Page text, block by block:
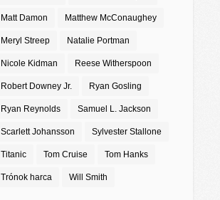
Matt Damon Matthew McConaughey
Meryl Streep Natalie Portman
Nicole Kidman Reese Witherspoon
Robert Downey Jr. Ryan Gosling
Ryan Reynolds Samuel L. Jackson
Scarlett Johansson Sylvester Stallone
Titanic Tom Cruise Tom Hanks
Trónok harca Will Smith